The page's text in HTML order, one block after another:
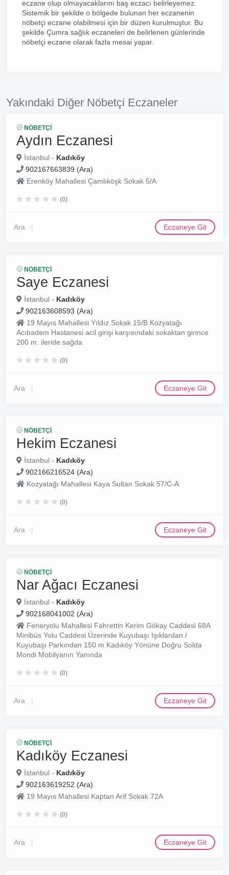
eczane olup olmayacaklarını baş eczacı belirleyemez.
Sistemik bir şekilde o bölgede bulunan her eczanenin
nöbetçi eczane olabilmesi için bir düzen kurulmuştur. Bu
şekilde Çumra sağlık eczaneleri de belirlenen günlerinde
nöbetçi eczane olarak fazla mesai yapar.
Yakındaki Diğer Nöbetçi Eczaneler
NÖBETÇI
Aydın Eczanesi
İstanbul - Kadıköy
902167663839 (Ara)
Erenköy Mahallesi Çamlıköşk Sokak 5/A
(0)
Ara Eczaneye Git
NÖBETÇI
Saye Eczanesi
İstanbul - Kadıköy
902163608593 (Ara)
19 Mayıs Mahallesi Yıldız Sokak 15/B Kozyatağı
Acıbadem Hastanesi acil girişi karşısındaki sokaktan girince
200 m. ileride sağda
(0)
Ara Eczaneye Git
NÖBETÇI
Hekim Eczanesi
İstanbul - Kadıköy
902166216524 (Ara)
Kozyatağı Mahallesi Kaya Sultan Sokak 57/C-A
(0)
Ara Eczaneye Git
NÖBETÇI
Nar Ağacı Eczanesi
İstanbul - Kadıköy
902168041002 (Ara)
Feneryolu Mahallesi Fahrettin Kerim Gökay Caddesi 68A
Minibüs Yolu Caddesi Üzerinde Kuyubaşı Işıklardan /
Kuyubaşı Parkından 150 m Kadıköy Yönüne Doğru Solda
Mondi Mobilyanın Yanında
(0)
Ara Eczaneye Git
NÖBETÇI
Kadıköy Eczanesi
İstanbul - Kadıköy
902163619252 (Ara)
19 Mayıs Mahallesi Kaptan Arif Sokak 72A
(0)
Ara Eczaneye Git